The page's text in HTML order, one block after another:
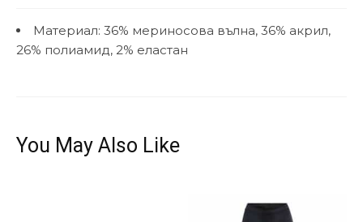
Материал: 36% мериносова вълна, 36% акрил,
26% полиамид, 2% еластан
You May Also Like